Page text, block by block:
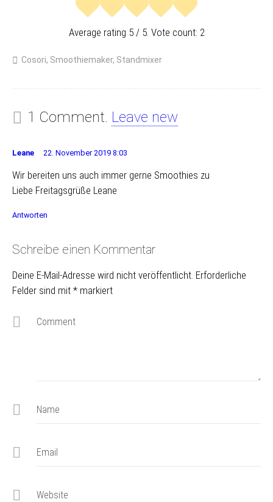
Average rating 5/ 5. Vote count: 2
Cosori, Smoothiemaker, Standmixer
1 Comment. Leave new
Leane 22. November 2019 8:03
Wir bereiten uns auch immer gerne Smoothies zu
Liebe Freitagsgrüße Leane
Antworten
Schreibe einen Kommentar
Deine E-Mail-Adresse wird nicht veröffentlicht. Erforderliche
Felder sind mit * markiert
Comment
Name
Email
Website